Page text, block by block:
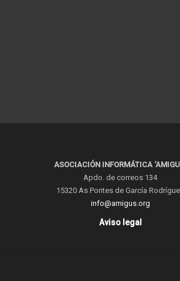
ASOCIACIÓN INFORMÁTICA
Apdo. de correos 134
15320 As Pontes de García
info@amigus.org
Aviso legal